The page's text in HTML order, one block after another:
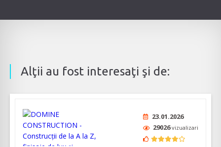
Alţii au fost interesaţi şi de:
23.01.2026
29026vizualizari